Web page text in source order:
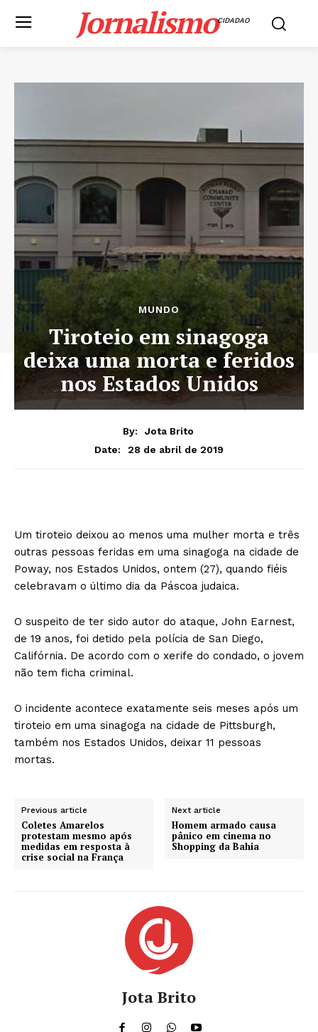
JornalismoCIDADAO
MUNDO
Tiroteio em sinagoga
deixa uma morta e feridos
nos Estados Unidos
By:
Jota Brito
Date:
28 de abril de 2019
Um tiroteio deixou ao menos uma mulher morta e três
outras pessoas feridas em uma sinagoga na cidade de
Poway, nos Estados Unidos, ontem (27), quando fiéis
celebravam o último dia da Páscoa judaica.
O suspeito de ter sido autor do ataque, John Earnest,
de 19 anos, foi detido pela polícia de San Diego,
Califórnia. De acordo com o xerife do condado, o jovem
não tem ficha criminal.
O incidente acontece exatamente seis meses após um
tiroteio em uma sinagoga na cidade de Pittsburgh,
também nos Estados Unidos, deixar 11 pessoas
mortas.
Previous article
Coletes Amarelos
protestam mesmo após
medidas em resposta à
crise social na França
Next article
Homem armado causa
pânico em cinema no
Shopping da Bahia
Jota Brito